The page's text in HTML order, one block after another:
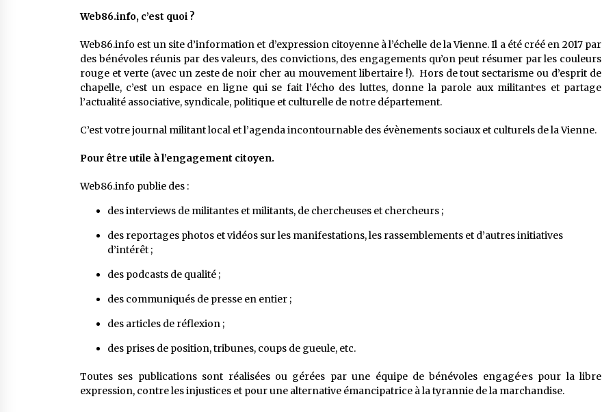
Web86.info, c’est quoi ?
Web86.info est un site d’information et d’expression citoyenne à l’échelle de la Vienne. Il a été créé en 2017 par
des bénévoles réunis par des valeurs, des convictions, des engagements qu’on peut résumer par les couleurs
rouge et verte (avec un zeste de noir cher au mouvement libertaire !). Hors de tout sectarisme ou d’esprit de
chapelle, c’est un espace en ligne qui se fait l’écho des luttes, donne la parole aux militant·es et partage
l’actualité associative, syndicale, politique et culturelle de notre département.
C’est votre journal militant local et l’agenda incontournable des évènements sociaux et culturels de la Vienne.
Pour être utile à l’engagement citoyen.
Web86.info publie des :
des interviews de militantes et militants, de chercheuses et chercheurs ;
des reportages photos et vidéos sur les manifestations, les rassemblements et d’autres initiatives
d’intérêt ;
des podcasts de qualité ;
des communiqués de presse en entier ;
des articles de réflexion ;
des prises de position, tribunes, coups de gueule, etc.
Toutes ses publications sont réalisées ou gérées par une équipe de bénévoles engagé·e·s pour la libre
expression, contre les injustices et pour une alternative émancipatrice à la tyrannie de la marchandise.